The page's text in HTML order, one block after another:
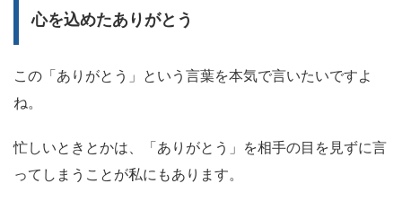
心を込めたありがとう
この「ありがとう」という言葉を本気で言いたいですよ
ね。
忙しいときとかは、「ありがとう」を相手の目を見ずに言
ってしまうことが私にもあります。